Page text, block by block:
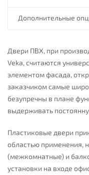
Дополнительные
Двери ПВХ, при
Veka, считаются
элементом фасада,
заказчиком самые
безупречны в плане
выдерживать
Пластиковые двери
областью применения,
(межкомнатные) и
установки на входе